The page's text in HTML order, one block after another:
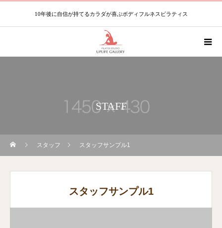
10年後に自信が持てるカラダが喜ぶボディフルネスピラティス
STAFF
スタッフ スタッフサンプル1
スタッフサンプル1